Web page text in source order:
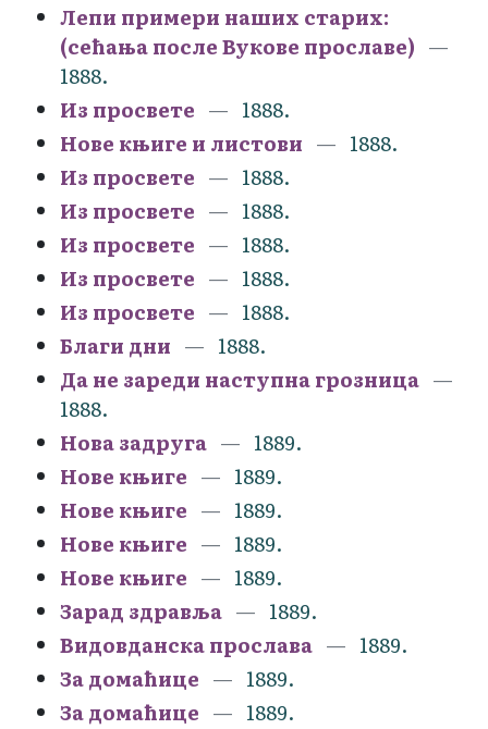
Лепи примери наших старих:
(сећања после Вукове прославе)
1888.
Из просвете
1888.
Нове књиге и листови
1888.
Из просвете
1888.
Из просвете
1888.
Из просвете
1888.
Из просвете
1888.
Из просвете
1888.
Благи дни
1888.
Да не зареди наступна грозница
1888.
Нова задруга
1889.
Нове књиге
1889.
Нове књиге
1889.
Нове књиге
1889.
Нове књиге
1889.
Зарад здравља
1889.
Видовданска прослава
1889.
За домаћице
1889.
За домаћице
1889.